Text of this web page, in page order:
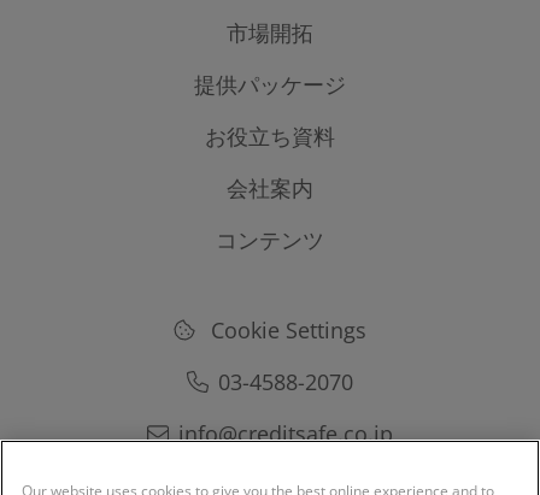
国内企業情報レポート
海外企業情報レポート
市場開拓
国内マーケティングリスト
海外マーケティングリスト
提供パッケージ
料金パッケージ
導入事例
お役立ち資料
海外与信管理入門
海外取引のはじめかたとリスク管理
営業担当者のための与信管理
会社案内
会社概要
提供データベース
ニュース
コンテンツ
Cookie Settings
03-4588-2070
info@creditsafe.co.jp
Our website uses cookies to give you the best online experience and to